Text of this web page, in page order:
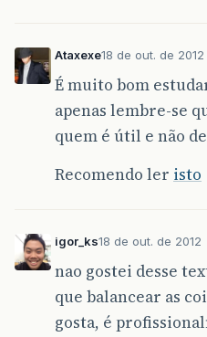
Ataxexe18 de out. de 2012
É muito bom
apenas lembre-se
quem é útil e não
Recomendo ler isto
igor_ks18 de out. de 2012
nao gostei desse
que balancear as
gosta, é